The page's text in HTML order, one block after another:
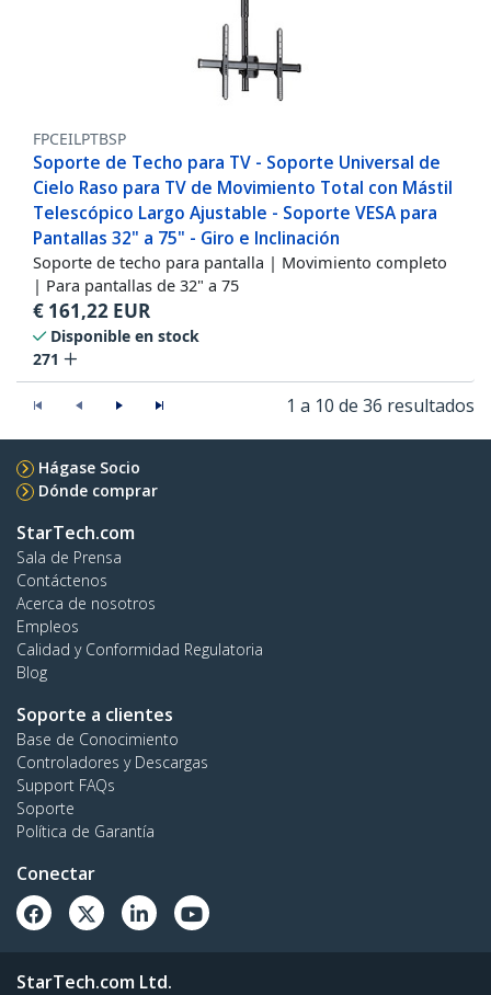
FPCEILPTBSP
Soporte de Techo para TV - Soporte Universal de
Cielo Raso para TV de Movimiento Total con Mástil
Telescópico Largo Ajustable - Soporte VESA para
Pantallas 32" a 75" - Giro e Inclinación
Soporte de techo para pantalla | Movimiento completo
| Para pantallas de 32" a 75
€ 161,22 EUR
Disponible en stock
271
1 a 10 de 36 resultados
Hágase Socio
Dónde comprar
StarTech.com
Sala de Prensa
Contáctenos
Acerca de nosotros
Empleos
Calidad y Conformidad Regulatoria
Blog
Soporte a clientes
Base de Conocimiento
Controladores y Descargas
Support FAQs
Soporte
Política de Garantía
Conectar
StarTech.com Ltd.